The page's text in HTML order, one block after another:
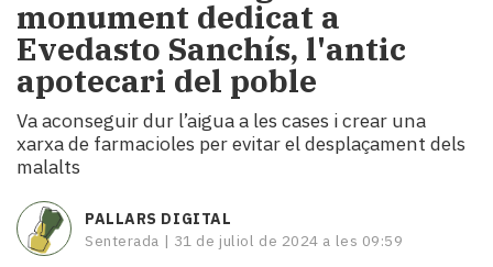
municipis
Economia
i
turisme
Cultura
Esports
Mai
tant!
TV
i
monument dedicat a
Evedasto Sanchís, l'antic
apotecari del poble
Va aconseguir dur l’aigua a les cases i crear una
xarxa de farmacioles per evitar el desplaçament dels
malalts
PALLARS DIGITAL
Senterada | 31 de juliol de 2024 a les 09:59